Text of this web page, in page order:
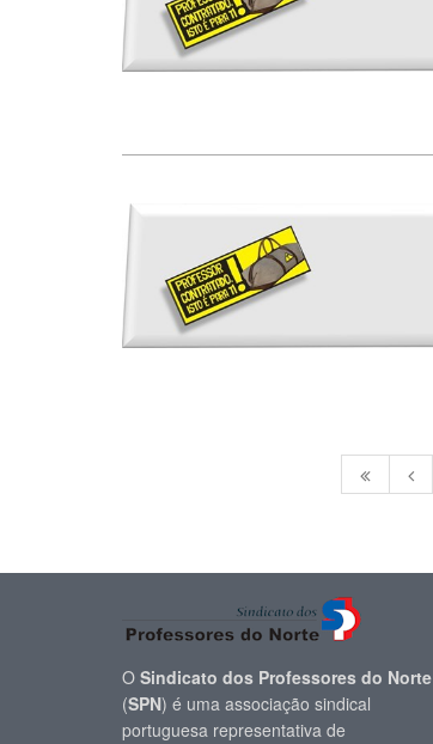
O Sindicato dos Professores do Norte
(SPN) é uma associação sindical
portuguesa representativa de